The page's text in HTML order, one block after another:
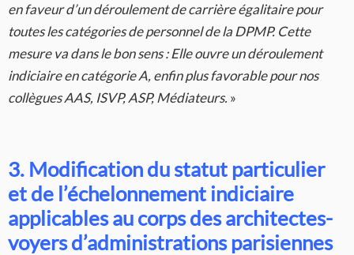
en faveur d’un déroulement de carrière égalitaire pour
toutes les catégories de personnel de la DPMP. Cette
mesure va dans le bon sens : Elle ouvre un déroulement
indiciaire en catégorie A, enfin plus favorable pour nos
collègues AAS, ISVP, ASP, Médiateurs. »
3. Modification du statut particulier
et de l’échelonnement indiciaire
applicables au corps des architectes-
voyers d’administrations parisiennes